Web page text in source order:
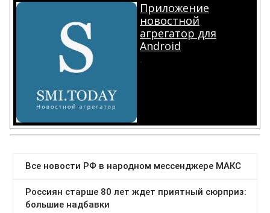
Приложение
новостной
агрегатор для
Android
.